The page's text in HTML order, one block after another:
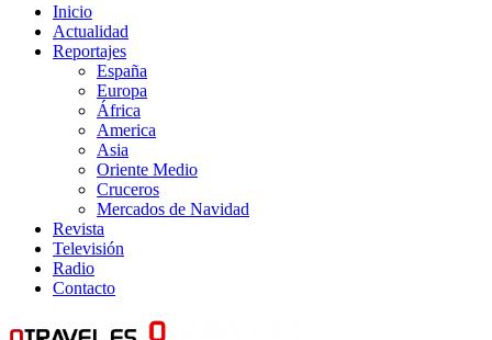
Inicio
Actualidad
Reportajes
España
Europa
África
America
Asia
Oriente Medio
Cruceros
Mercados de Navidad
Revista
Televisión
Radio
Contacto